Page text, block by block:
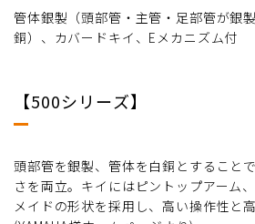
管体銀製（頭部管・主管・足部管が銀
銅）、カバードキイ、Eメカニズム付
【500シリーズ】
頭部管を銀製、管体を白銅とすること
さを両立。キイにはピントップアーム
メイドの形状を採用し、高い操作性と